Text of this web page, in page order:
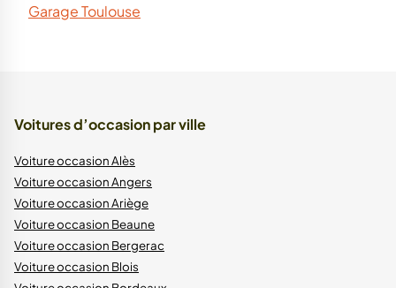
Garage Toulouse
Voitures d’occasion par ville
Voiture occasion Alès
Voiture occasion Angers
Voiture occasion Ariège
Voiture occasion Beaune
Voiture occasion Bergerac
Voiture occasion Blois